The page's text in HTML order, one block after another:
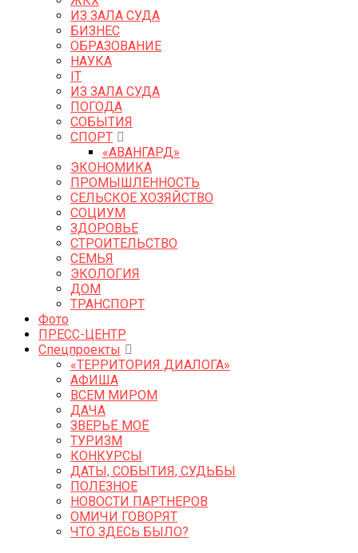
ИЗ ЗАЛА СУДА
БИЗНЕС
ОБРАЗОВАНИЕ
НАУКА
IT
ИЗ ЗАЛА СУДА
ПОГОДА
СОБЫТИЯ
СПОРТ
«АВАНГАРД»
ЭКОНОМИКА
ПРОМЫШЛЕННОСТЬ
СЕЛЬСКОЕ ХОЗЯЙСТВО
СОЦИУМ
ЗДОРОВЬЕ
СТРОИТЕЛЬСТВО
СЕМЬЯ
ЭКОЛОГИЯ
ДОМ
ТРАНСПОРТ
Фото
ПРЕСС-ЦЕНТР
Спецпроекты
«ТЕРРИТОРИЯ ДИАЛОГА»
АФИША
ВСЕМ МИРОМ
ДАЧА
ЗВЕРЬЁ МОЁ
ТУРИЗМ
КОНКУРСЫ
ДАТЫ, СОБЫТИЯ, СУДЬБЫ
ПОЛЕЗНОЕ
НОВОСТИ ПАРТНЕРОВ
ОМИЧИ ГОВОРЯТ
ЧТО ЗДЕСЬ БЫЛО?